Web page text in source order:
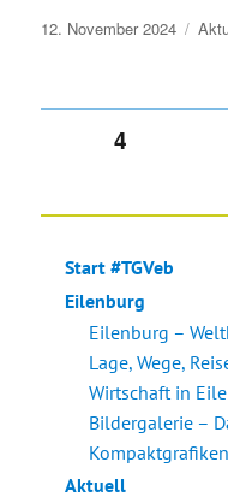
Veröffentlicht
12. November 2024
Beiträge
SEITE4
Start #TGVeb
Eilenburg
Eilenburg –
Lage, Wege,
Wirtschaft in
Bildergalerie –
Kompaktgrafiken
Aktuell